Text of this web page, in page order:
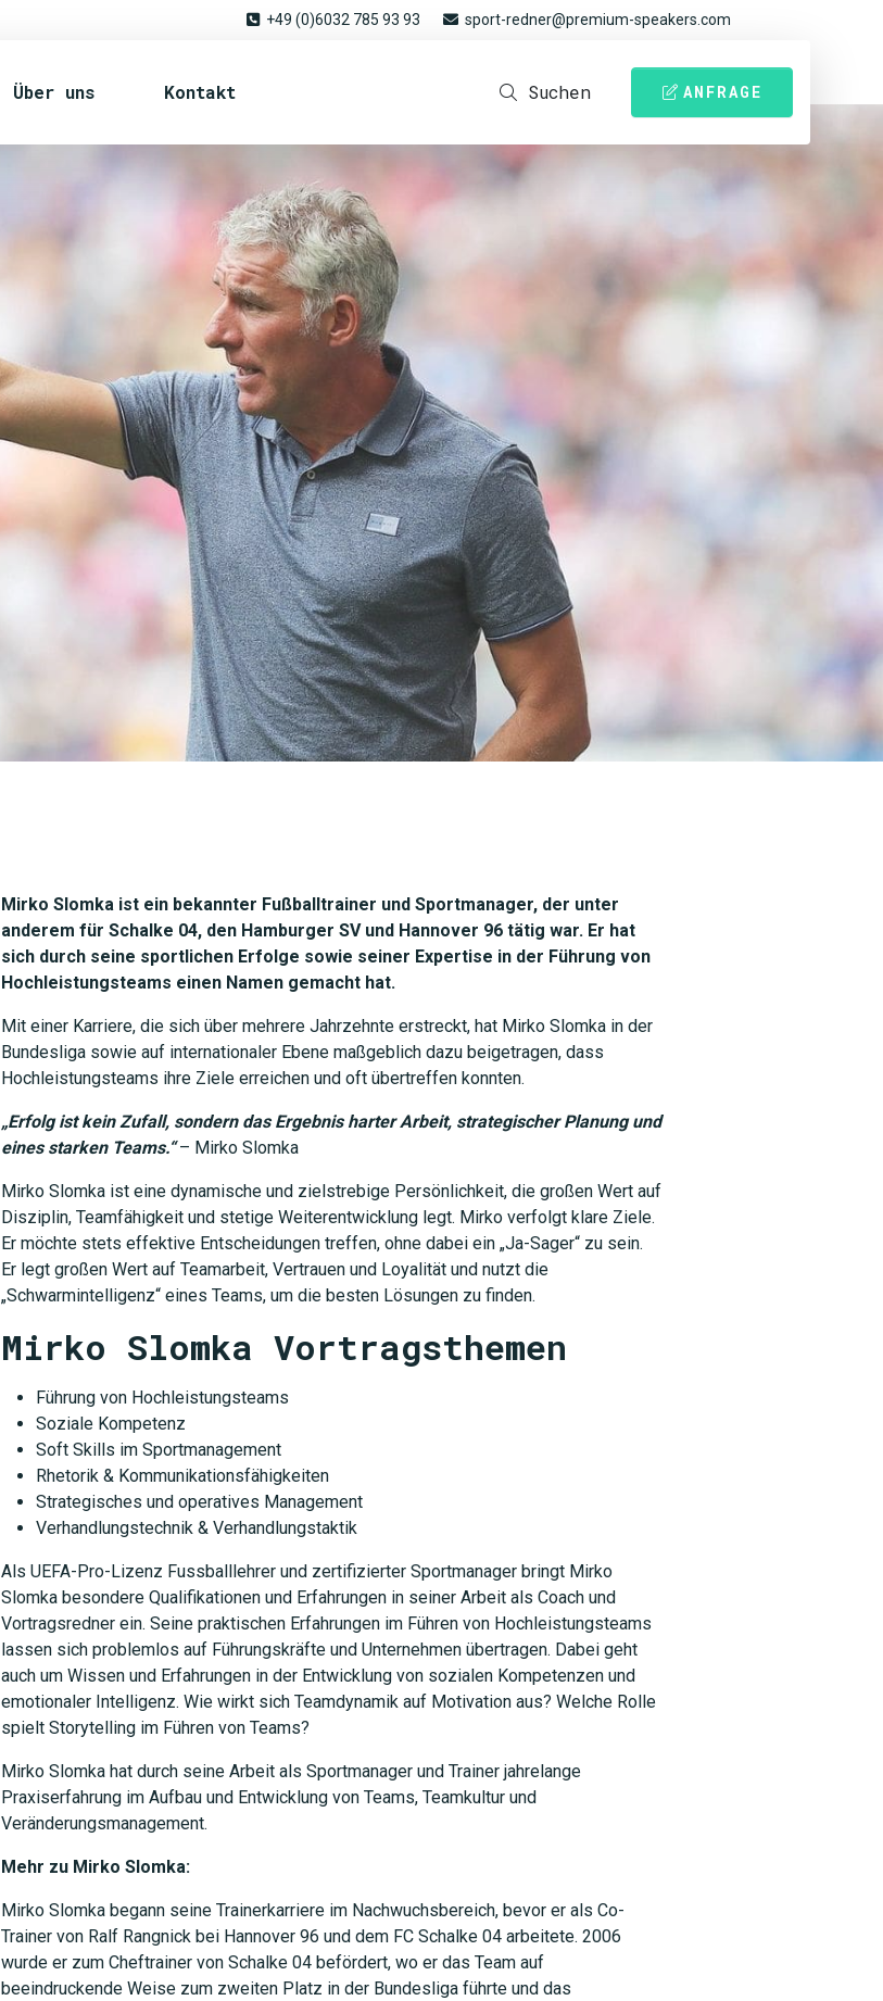
+49 (0)6032 785 93 93 sport-redner@premium-speakers.com
Über uns Kontakt Suchen ANFRAGE
Mirko Slomka ist ein bekannter Fußballtrainer und Sportmanager, der unter
anderem für Schalke 04, den Hamburger SV und Hannover 96 tätig war. Er hat
sich durch seine sportlichen Erfolge sowie seiner Expertise in der Führung von
Hochleistungsteams einen Namen gemacht hat.
Mit einer Karriere, die sich über mehrere Jahrzehnte erstreckt, hat Mirko Slomka in der
Bundesliga sowie auf internationaler Ebene maßgeblich dazu beigetragen, dass
Hochleistungsteams ihre Ziele erreichen und oft übertreffen konnten.
„Erfolg ist kein Zufall, sondern das Ergebnis harter Arbeit, strategischer Planung und
eines starken Teams.“– Mirko Slomka
Mirko Slomka ist eine dynamische und zielstrebige Persönlichkeit, die großen Wert auf
Disziplin, Teamfähigkeit und stetige Weiterentwicklung legt. Mirko verfolgt klare Ziele.
Er möchte stets effektive Entscheidungen treffen, ohne dabei ein „Ja-Sager“ zu sein.
Er legt großen Wert auf Teamarbeit, Vertrauen und Loyalität und nutzt die
„Schwarmintelligenz“ eines Teams, um die besten Lösungen zu finden.
Mirko Slomka Vortragsthemen
Führung von Hochleistungsteams
Soziale Kompetenz
Soft Skills im Sportmanagement
Rhetorik & Kommunikationsfähigkeiten
Strategisches und operatives Management
Verhandlungstechnik & Verhandlungstaktik
Als UEFA-Pro-Lizenz Fussballlehrer und zertifizierter Sportmanager bringt Mirko
Slomka besondere Qualifikationen und Erfahrungen in seiner Arbeit als Coach und
Vortragsredner ein. Seine praktischen Erfahrungen im Führen von Hochleistungsteams
lassen sich problemlos auf Führungskräfte und Unternehmen übertragen. Dabei geht
auch um Wissen und Erfahrungen in der Entwicklung von sozialen Kompetenzen und
emotionaler Intelligenz. Wie wirkt sich Teamdynamik auf Motivation aus? Welche Rolle
spielt Storytelling im Führen von Teams?
Mirko Slomka hat durch seine Arbeit als Sportmanager und Trainer jahrelange
Praxiserfahrung im Aufbau und Entwicklung von Teams, Teamkultur und
Veränderungsmanagement.
Mehr zu Mirko Slomka:
Mirko Slomka begann seine Trainerkarriere im Nachwuchsbereich, bevor er als Co-
Trainer von Ralf Rangnick bei Hannover 96 und dem FC Schalke 04 arbeitete. 2006
wurde er zum Cheftrainer von Schalke 04 befördert, wo er das Team auf
beeindruckende Weise zum zweiten Platz in der Bundesliga führte und das